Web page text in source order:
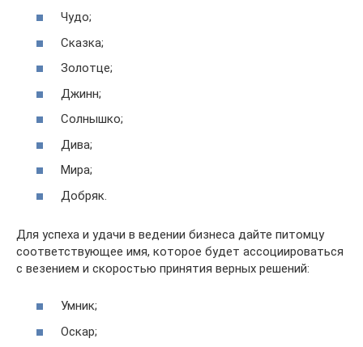
Чудо;
Сказка;
Золотце;
Джинн;
Солнышко;
Дива;
Мира;
Добряк.
Для успеха и удачи в ведении бизнеса дайте питомцу
соответствующее имя, которое будет ассоциироваться
с везением и скоростью принятия верных решений:
Умник;
Оскар;